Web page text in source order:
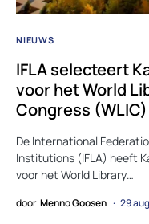
NIEUWS
IFLA selecteert
voor het World
Congress
De International
Institutions (IFLA) heeft
voor het World Library…
door Menno Goosen 29